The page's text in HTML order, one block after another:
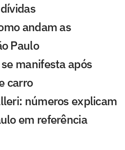
andam as
Paulo
manifesta após
carro
números explicam
em referência